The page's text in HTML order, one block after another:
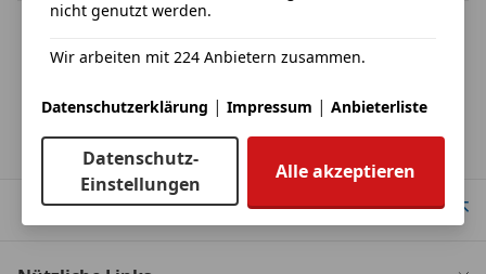
Herstellerangabe für Neufahrzeuge. Je nach Kilometerstand,
Fahrverhalten, Batteriealter und Ladeverhalten kann die elektrische
Startseite
Nach Oben
nicht genutzt werden.
Wir arbeiten mit 224 Anbietern zusammen.
Datenschutzerklärung | Impressum | Anbieterliste
Datenschutz-
Einstellungen
Alle akzeptieren